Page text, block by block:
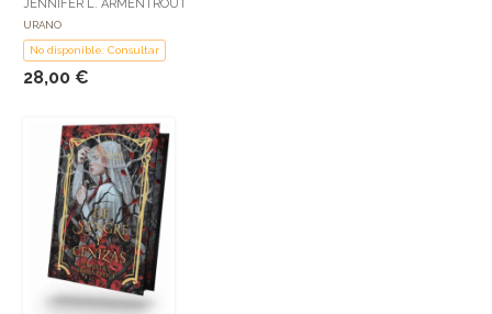
JENNIFER L. ARMENTROUT
URANO
No disponible: Consultar
28,00 €